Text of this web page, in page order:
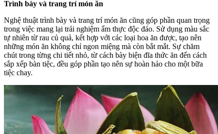
Trình bày và trang trí món ăn
Nghệ thuật trình bày và trang trí món ăn cũng góp phần quan trọng
trong việc mang lại trải nghiệm ẩm thực độc đáo. Sử dụng màu sắc
tự nhiên từ rau củ quả, kết hợp với các loại hoa ăn được, tạo nên
những món ăn không chỉ ngon miệng mà còn bắt mắt. Sự chăm
chút trong từng chi tiết nhỏ, từ cách bày biện đĩa thức ăn đến cách
sắp xếp bàn tiệc, đều góp phần tạo nên sự hoàn hảo cho một bữa
tiệc chay.